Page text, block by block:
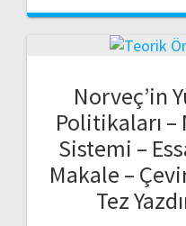
Norveç’in
Politikaları –
Sistemi –
Makale –
Tez